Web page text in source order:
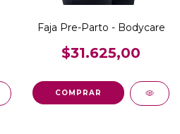
Faja Pre-Parto - Bodycare
$31.625,00